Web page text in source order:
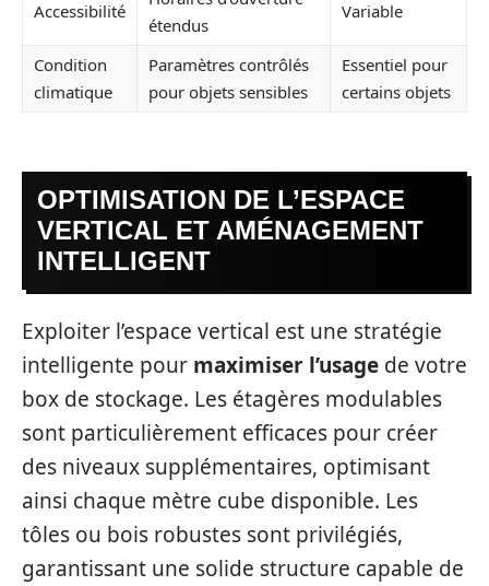
Accessibilité
étendus
Variable
Condition
climatique
Paramètres contrôlés
pour objets sensibles
Essentiel pour
certains objets
OPTIMISATION DE L’ESPACE
VERTICAL ET AMÉNAGEMENT
INTELLIGENT
Exploiter l’espace vertical est une stratégie
intelligente pour maximiser l’usage de votre
box de stockage. Les étagères modulables
sont particulièrement efficaces pour créer
des niveaux supplémentaires, optimisant
ainsi chaque mètre cube disponible. Les
tôles ou bois robustes sont privilégiés,
garantissant une solide structure capable de